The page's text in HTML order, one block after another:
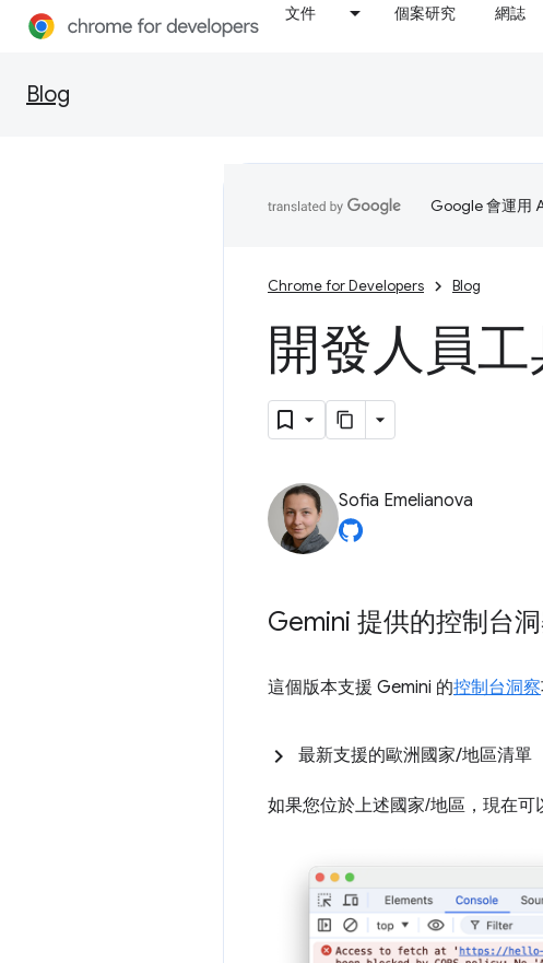
文件 個案研究 網誌
Blog
Google 會運用
Chrome for Developers Blog
開發人員
Sofia Emelianova
Gemini 提供的控制台
這個版本支援 Gemini 的控制台洞察
最新支援的歐洲國家/地區清單
如果您位於上述國家/地區，現在可